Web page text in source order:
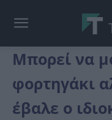
Μπορεί να
φορτηγάκι
έβαλε ο